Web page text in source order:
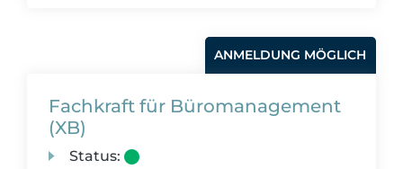
ANMELDUNG MÖGLICH
Fachkraft für Büromanagement
(XB)
Status: